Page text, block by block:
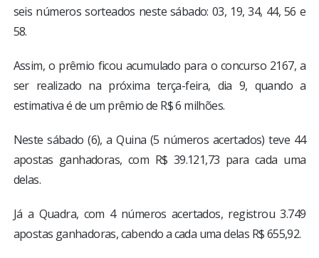
COLUNISTAS
seis números sorteados neste sábado: 03, 19, 34, 44, 56 e
58.
Assim, o prêmio ficou acumulado para o concurso 2167, a
ser realizado na próxima terça-feira, dia 9, quando a
estimativa é de um prêmio de R$ 6 milhões.
Neste sábado (6), a Quina (5 números acertados) teve 44
apostas ganhadoras, com R$ 39.121,73 para cada uma
delas.
Já a Quadra, com 4 números acertados, registrou 3.749
apostas ganhadoras, cabendo a cada uma delas R$ 655,92.